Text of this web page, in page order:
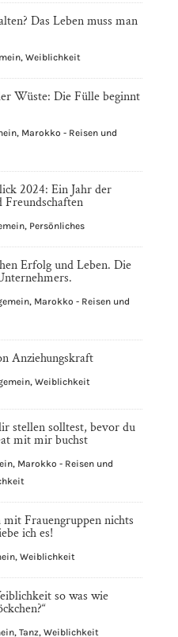
Das Leben muss man
, Weiblichkeit
Wüste: Die Fülle beginnt
, Marokko - Reisen und
2024: Ein Jahr der
Freundschaften
, Persönliches
Erfolg und Leben. Die
, Marokko - Reisen und
Anziehungskraft
, Weiblichkeit
stellen solltest, bevor du
mit mir buchst
, Marokko - Reisen und
Frauengruppen nichts
ich es!
, Weiblichkeit
so was wie
, Tanz, Weiblichkeit